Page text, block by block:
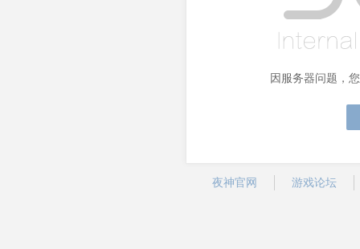
因服务器问题，
夜神官网 游戏论坛